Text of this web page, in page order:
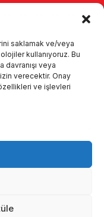
saklamak ve/veya
kullanıyoruz. Bu
veya
verecektir. Onay
ve işlevleri
de nous